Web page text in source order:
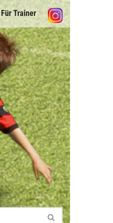
Für Trainer